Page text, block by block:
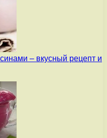
– вкусный рецепт и